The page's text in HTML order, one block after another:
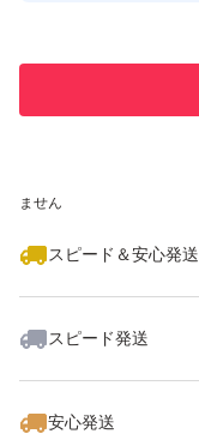
ません
スピード＆安心発送
スピード発送
安心発送